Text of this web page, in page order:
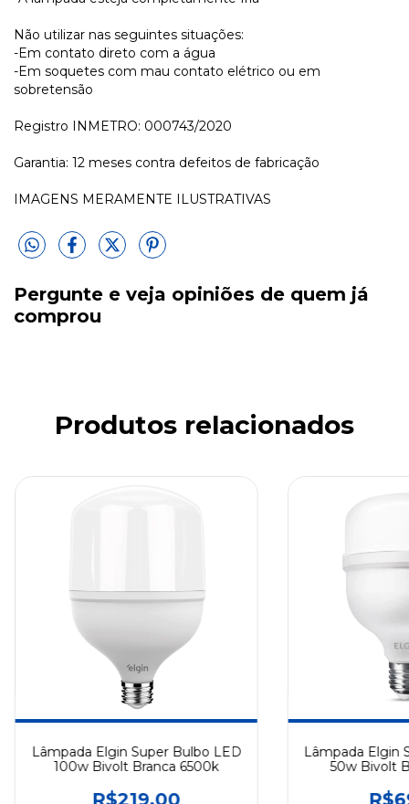
Não utilizar nas seguintes situações:
-Em contato direto com a água
-Em soquetes com mau contato elétrico ou em
sobretensão
Registro INMETRO: 000743/2020
Garantia: 12 meses contra defeitos de fabricação
IMAGENS MERAMENTE ILUSTRATIVAS
Pergunte e veja opiniões de quem já
comprou
Produtos relacionados
Lâmpada Elgin Super Bulbo LED
100w Bivolt Branca 6500k
R$219,00
Lâmpada Elgin
50w Bivolt